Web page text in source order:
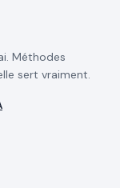
Méthodes
sert vraiment.